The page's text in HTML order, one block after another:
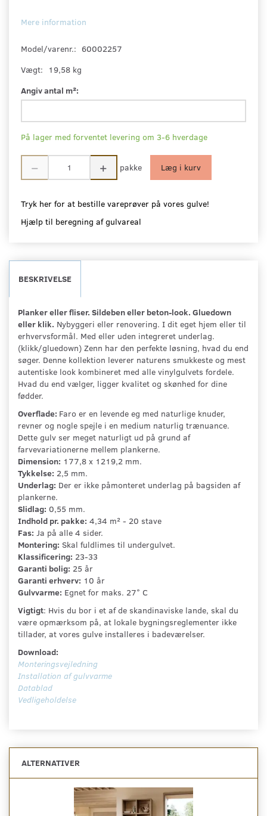
Mere information
Model/varenr.: 60002257
Vægt:
19,58 kg
Angiv antal m²:
På lager med forventet levering om 3-6 hverdage
pakke Læg i kurv
Tryk her for at bestille vareprøver på vores gulve!
Hjælp til beregning af gulvareal
BESKRIVELSE
Planker eller fliser. Sildeben eller beton-look. Gluedown
eller klik. Nybyggeri eller renovering. I dit eget hjem eller til
erhvervsformål. Med eller uden integreret underlag.
(klikk/gluedown) Zenn har den perfekte løsning, hvad du end
søger. Denne kollektion leverer naturens smukkeste og mest
autentiske look kombineret med alle vinylgulvets fordele.
Hvad du end vælger, ligger kvalitet og skønhed for dine
fødder.
Overflade: Faro er en levende eg med naturlige knuder,
revner og nogle spejle i en medium naturlig trænuance.
Dette gulv ser meget naturligt ud på grund af
farvevariationerne mellem plankerne.
Dimension: 177,8 x 1219,2 mm.
Tykkelse: 2,5 mm.
Underlag: Der er ikke påmonteret underlag på bagsiden af
plankerne.
Slidlag: 0,55 mm.
Indhold pr. pakke: 4,34 m² - 20 stave
Fas: Ja på alle 4 sider.
Montering: Skal fuldlimes til undergulvet.
Klassificering: 23-33
Garanti bolig: 25 år
Garanti erhverv: 10 år
Gulvvarme: Egnet for maks. 27° C
Vigtigt: Hvis du bor i et af de skandinaviske lande, skal du
være opmærksom på, at lokale bygningsreglementer ikke
tillader, at vores gulve installeres i badeværelser.
Download:
Monteringsvejledning
Installation af gulvvarme
Datablad
Vedligeholdelse
ALTERNATIVER